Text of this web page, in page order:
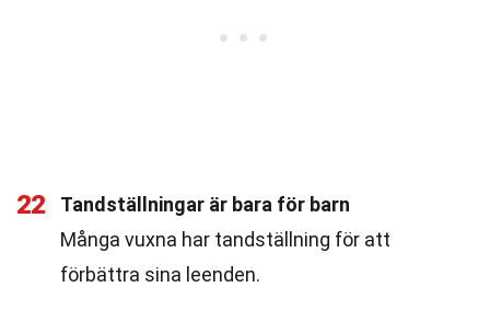
22
Tandställningar är bara för barn
Många vuxna har tandställning för att
förbättra sina leenden.